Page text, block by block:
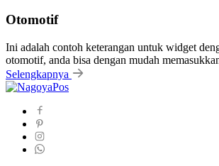
Otomotif
Ini adalah contoh keterangan untuk widget
otomotif, anda bisa dengan mudah
Selengkapnya